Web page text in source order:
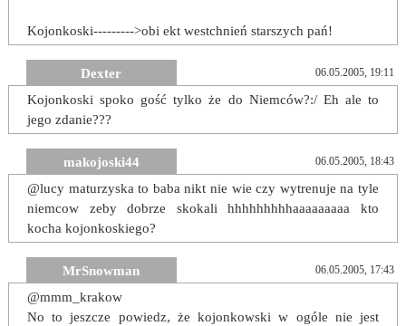
Kojonkoski--------->obi ekt westchnień starszych pań!
Dexter 06.05.2005, 19:11
Kojonkoski spoko gość tylko że do Niemców?:/ Eh ale to
jego zdanie???
makojoski44 06.05.2005, 18:43
@lucy maturzyska to baba nikt nie wie czy wytrenuje na tyle
niemcow zeby dobrze skokali hhhhhhhhhaaaaaaaaa kto
kocha kojonkoskiego?
MrSnowman 06.05.2005, 17:43
@mmm_krakow
No to jeszcze powiedz, że kojonkowski w ogóle nie jest